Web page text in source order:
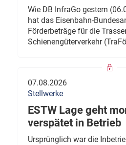
Wie DB InfraGo gestern
hat das Eisenbahn-
Förderbeträge für die
Schienengüterverkehr
07.08.2026
Stellwerke
ESTW Lage geht
verspätet in Betrieb
Ursprünglich war die